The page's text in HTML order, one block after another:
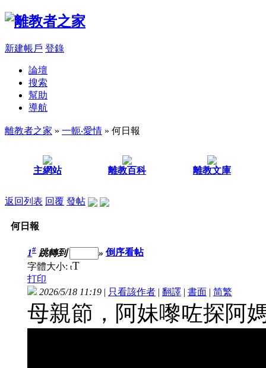
新建帳戶 登錄
論壇
搜索
幫助
導航
離教者之家 » 一軛‧愛情 » 何日報
主網站 離教百科 離教文庫
返回列表 回覆 發帖
何日報
1# 跳轉到 » 倒序看帖
字體大小: tT
打印
2026/5/18 11:19 | 只看該作者 | 翻譯 | 書面 | 简繁
母親節，阿妹嚟咗探阿